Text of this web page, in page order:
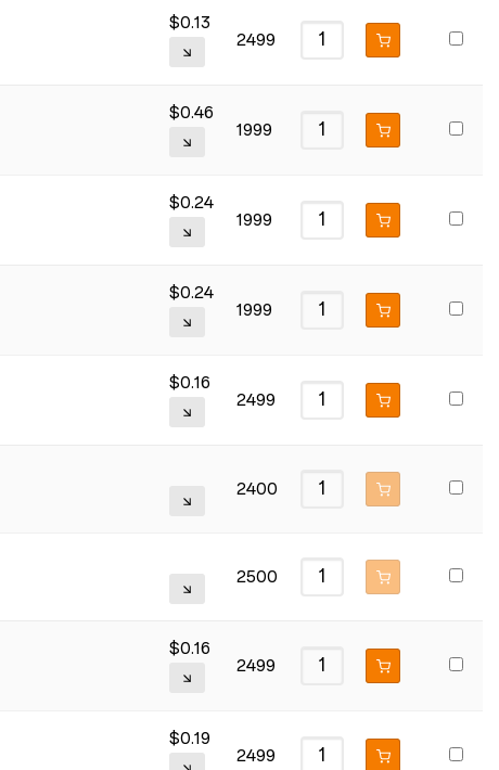
$0.13
2499
$0.46
1999
$0.24
1999
$0.24
1999
$0.16
2499
2400
2500
$0.16
2499
$0.19
2499